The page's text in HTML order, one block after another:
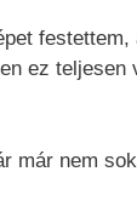
ez
már nem